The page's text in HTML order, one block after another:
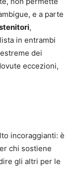
e a parte
,
in entrambi
dei
eccezioni,
incoraggianti: è
chi sostiene
gli altri per le